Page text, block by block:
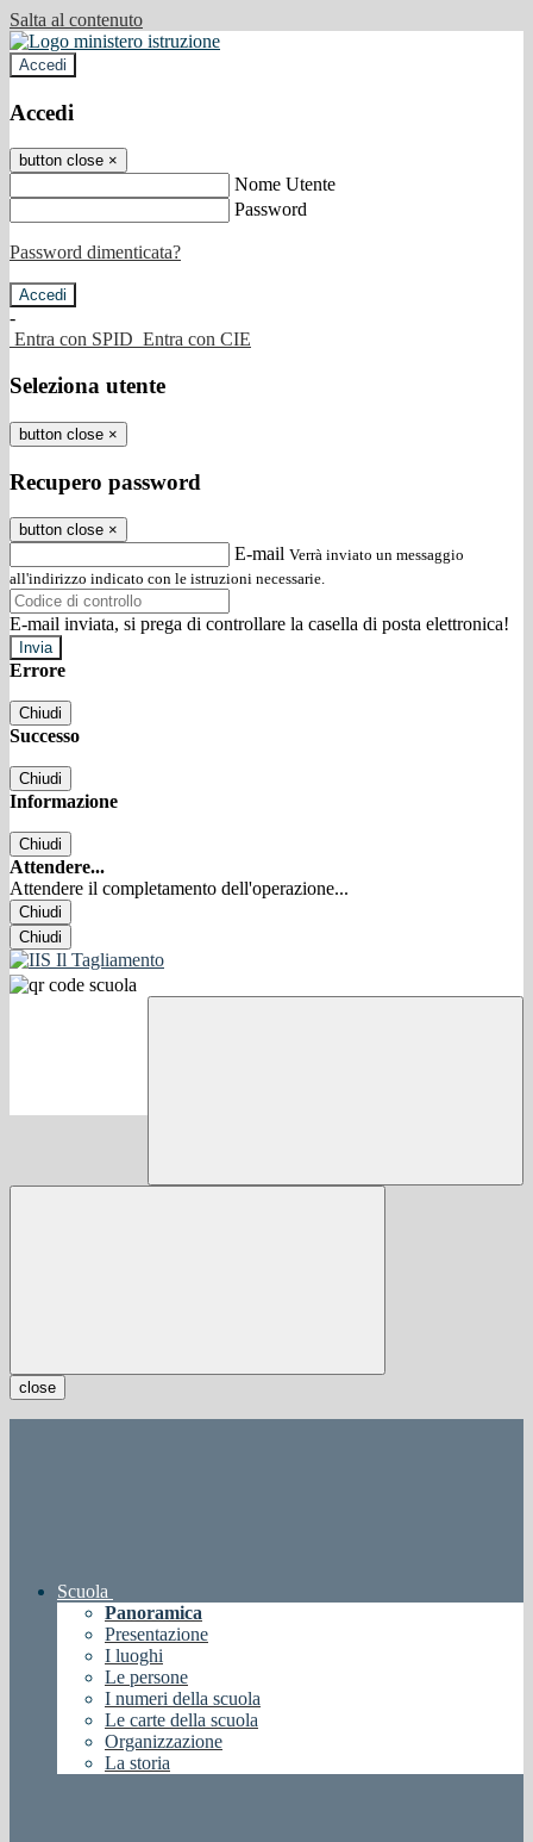
Salta al contenuto
Accedi
Accedi
button close ×
Nome Utente
Password
Password dimenticata?
-
Entra con SPID Entra con CIE
Seleziona utente
button close ×
Recupero password
button close ×
E-mail Verrà inviato un messaggio
all'indirizzo indicato con le istruzioni necessarie.
E-mail inviata, si prega di controllare la casella di posta elettronica!
Errore
Chiudi
Successo
Chiudi
Informazione
Chiudi
Attendere...
Attendere il completamento dell'operazione...
Chiudi
Chiudi
close
Scuola
Panoramica
Presentazione
I luoghi
Le persone
I numeri della scuola
Le carte della scuola
Organizzazione
La storia